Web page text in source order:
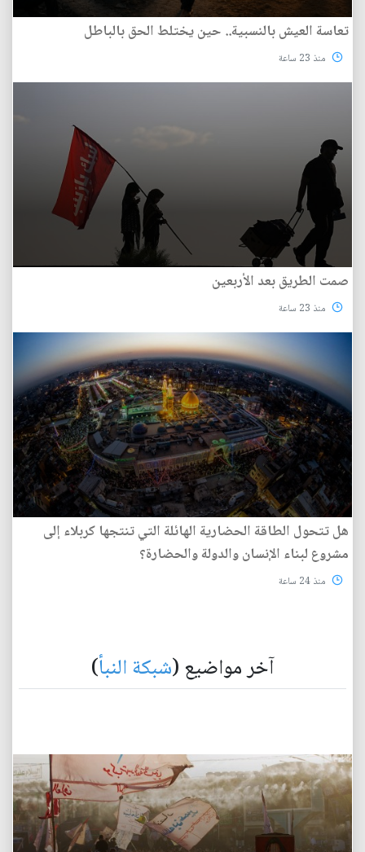
تعاسة العيش بالنسبية.. حين يختلط الحق بالباطل
منذ 23 ساعة
صمت الطريق بعد الأربعين
منذ 23 ساعة
هل تتحول الطاقة الحضارية الهائلة التي تنتجها كربلاء إلى
مشروع لبناء الإنسان والدولة والحضارة؟
منذ 24 ساعة
آخر مواضيع (شبكة النبأ)